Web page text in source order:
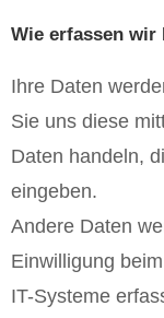
Wie erfassen wir
Ihre Daten
Sie uns diese
Daten handeln,
eingeben.
Andere Daten
Einwilligung
IT-Systeme